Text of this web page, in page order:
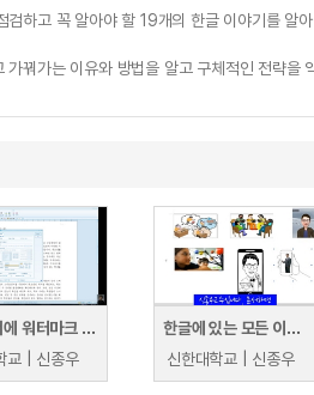
검하고 꼭 알아야 할 19개의 한글 이야기를 알
가꿔가는 이유와 방법을 알고 구체적인 전략을
한글문서에 워터마크 삽입하기
교 | 신종우
한글에 있는 모든 이미지를 한번에 다운로드 하는 법
신한대학교 | 신종우